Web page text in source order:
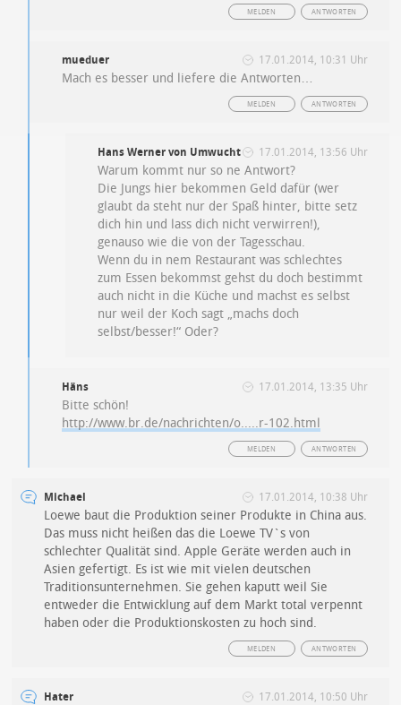
ANTWORTEN
MELDEN
mueduer 17.01.2014, 10:31 Uhr
Mach es besser und liefere die Antworten…
ANTWORTEN
MELDEN
Hans Werner von Umwucht 17.01.2014, 13:56 Uhr
Warum kommt nur so ne Antwort?
Die Jungs hier bekommen Geld dafür (wer
glaubt da steht nur der Spaß hinter, bitte setz
dich hin und lass dich nicht verwirren!),
genauso wie die von der Tagesschau.
Wenn du in nem Restaurant was schlechtes
zum Essen bekommst gehst du doch bestimmt
auch nicht in die Küche und machst es selbst
nur weil der Koch sagt „machs doch
selbst/besser!“ Oder?
Häns 17.01.2014, 13:35 Uhr
Bitte schön!
http://www.br.de/nachrichten/o.....r-102.html
ANTWORTEN
MELDEN
Michael 17.01.2014, 10:38 Uhr
Loewe baut die Produktion seiner Produkte in China aus.
Das muss nicht heißen das die Loewe TV`s von
schlechter Qualität sind. Apple Geräte werden auch in
Asien gefertigt. Es ist wie mit vielen deutschen
Traditionsunternehmen. Sie gehen kaputt weil Sie
entweder die Entwicklung auf dem Markt total verpennt
haben oder die Produktionskosten zu hoch sind.
ANTWORTEN
MELDEN
Hater 17.01.2014, 10:50 Uhr